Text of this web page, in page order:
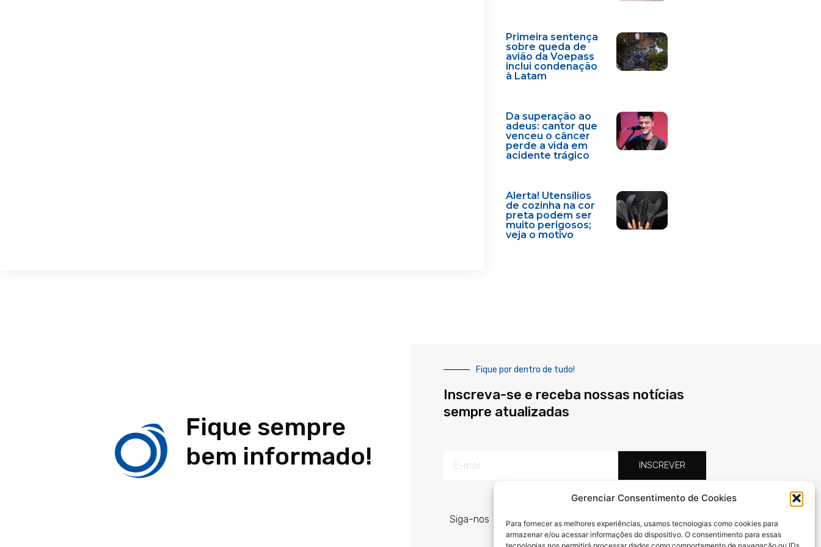
Gerenciar Consentimento de Cookies
Para fornecer as melhores experiências, usamos tecnologias como cookies para
armazenar e/ou acessar informações do dispositivo. O consentimento para essas
Primeira sentença
sobre queda de
avião da Voepass
inclui condenação
à Latam
Da superação ao
adeus: cantor que
venceu o câncer
perde a vida em
acidente trágico
Alerta! Utensílios
de cozinha na cor
preta podem ser
muito perigosos;
veja o motivo
Fique sempre
bem informado!
Fique por dentro de tudo!
Inscreva-se e receba nossas notícias
sempre atualizadas
INSCREVER
Siga-nos
a
c
e
-
t
w
n
s
t